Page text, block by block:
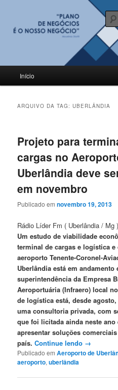
BLOG M.Stortti
principal
Início
ARQUIVO DA TAG:UBERLÂNDIA
Projeto para
cargas no
Uberlândia deve
em novembro
Publicado emnovembro 19, 2013
Rádio Líder Fm ( Uberlândia / Mg
Um estudo de viabilidade
terminal de cargas e logística
aeroporto Tenente-Coronel-
Uberlândia está em andamento
superintendência da Empresa
Aeroportuária (Infraero) local
de logística está, desde
uma consultoria privada, com
que foi licitada ainda neste ano
apresentar soluções
país.Continue lendo →
Publicado em Aeroporto de
aeroporto,uberlândia